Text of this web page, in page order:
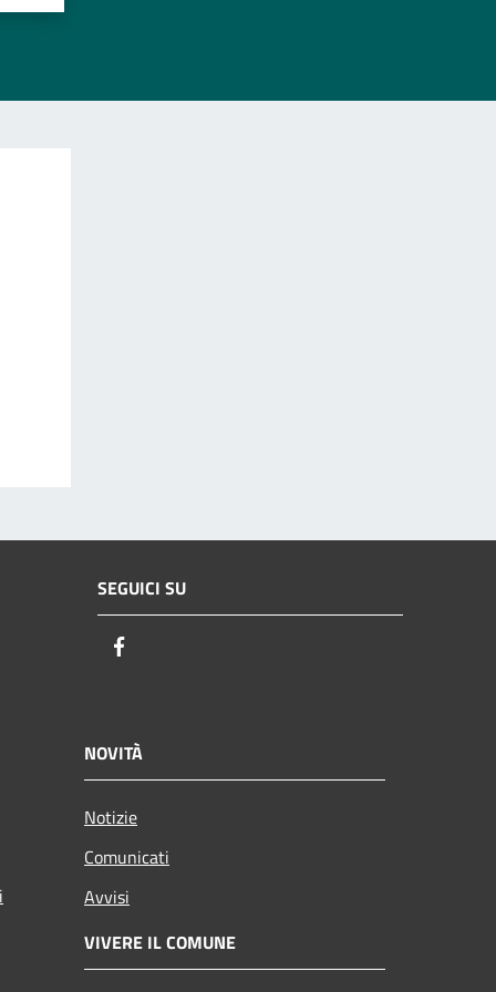
SEGUICI SU
NOVITÀ
Notizie
Comunicati
Avvisi
VIVERE IL COMUNE